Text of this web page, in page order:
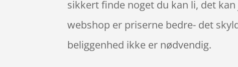
sikkert finde noget du kan li, det
webshop er priserne bedre- det
beliggenhed ikke er nødvendig.